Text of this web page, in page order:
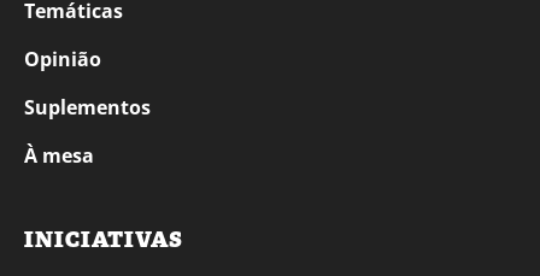
Temáticas
Opinião
Suplementos
À mesa
INICIATIVAS